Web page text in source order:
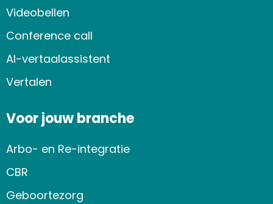
Videobellen
Conference call
AI-vertaalassistent
Vertalen
Voor jouw branche
Arbo- en Re-integratie
CBR
Geboortezorg